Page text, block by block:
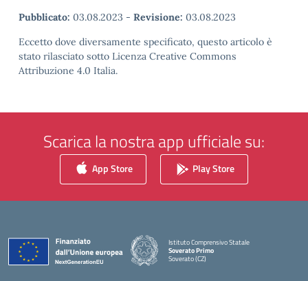
Pubblicato: 03.08.2023 - Revisione: 03.08.2023
Eccetto dove diversamente specificato, questo articolo è
stato rilasciato sotto Licenza Creative Commons
Attribuzione 4.0 Italia.
Scarica la nostra app ufficiale su:
App Store Play Store
Istituto Comprensivo Statale
Soverato Primo
Soverato (CZ)